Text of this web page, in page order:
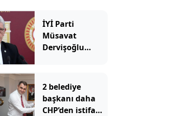
İYİ Parti
Müsavat
Dervişoğlu
Komisyonu
hakkında SÖZCÜ
TV'ye konuştu
2 belediye
başkanı daha
CHP’den istifa